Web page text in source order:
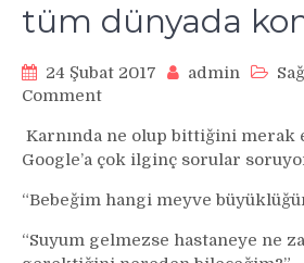
tüm dünyada
24 Şubat 2017 admin
Commenton
sorduğu
soruyla
dünyada
konuşuldu
Karnında ne olup bittiğini merak
Google’a çok ilginç sorular
“Bebeğim hangi meyve
“Suyum gelmezse hastaneye ne